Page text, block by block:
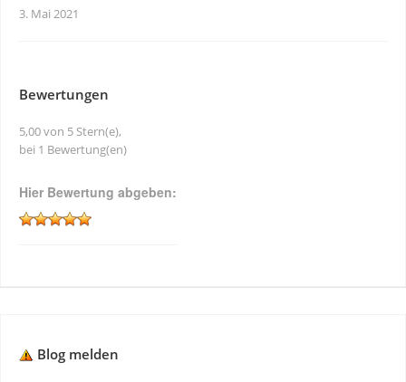
3. Mai 2021
Bewertungen
5,00 von 5 Stern(e),
bei 1 Bewertung(en)
Hier Bewertung abgeben:
Blog melden